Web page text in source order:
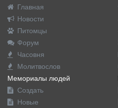
Главная
Новости
Питомцы
Форум
Часовня
Молитвослов
Мемориалы людей
Создать
Новые